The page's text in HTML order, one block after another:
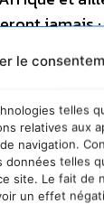
le
telles
relatives aux
navigation.
données telles
site. Le fait de
un effet
jamais
1986,
:
d’huile